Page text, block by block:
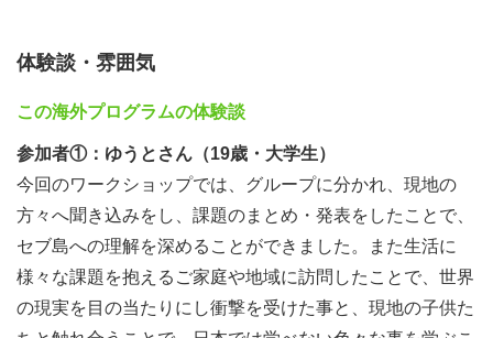
体験談・雰囲気
この海外プログラムの体験談
参加者①：ゆうとさん（19歳・大学生）
今回のワークショップでは、グループに分かれ、現地の
方々へ聞き込みをし、課題のまとめ・発表をしたことで、
セブ島への理解を深めることができました。また生活に
様々な課題を抱えるご家庭や地域に訪問したことで、世界
の現実を目の当たりにし衝撃を受けた事と、現地の子供た